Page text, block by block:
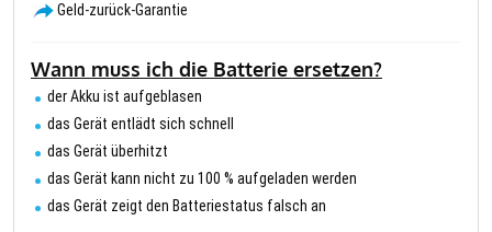
Geld-zurück-Garantie
Wann muss ich die Batterie ersetzen?
der Akku ist aufgeblasen
das Gerät entlädt sich schnell
das Gerät überhitzt
das Gerät kann nicht zu 100 % aufgeladen werden
das Gerät zeigt den Batteriestatus falsch an